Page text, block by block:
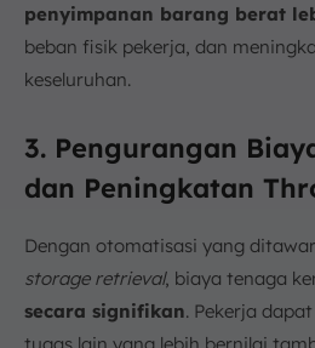
penyimpanan barang berat
beban fisik pekerja, dan
keseluruhan.
3. Pengurangan
dan Peningkatan
Dengan otomatisasi yang
storage retrieval, biaya tenaga
secara signifikan. Pekerja
tugas lain yang lebih bernilai